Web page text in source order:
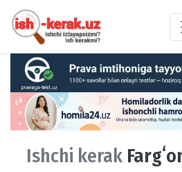
Ishchi kerak